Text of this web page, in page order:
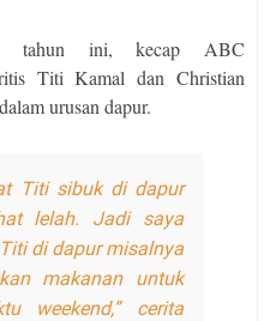
tahun ini, kecap ABC
Titi Kamal dan Christian
urusan dapur.
Titi sibuk di dapur
lelah. Jadi saya
di dapur misalnya
makanan untuk
weekend,” cerita